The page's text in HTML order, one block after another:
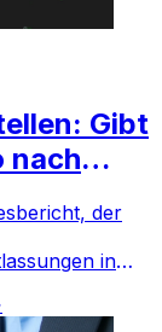
Gibt
nach
der
in